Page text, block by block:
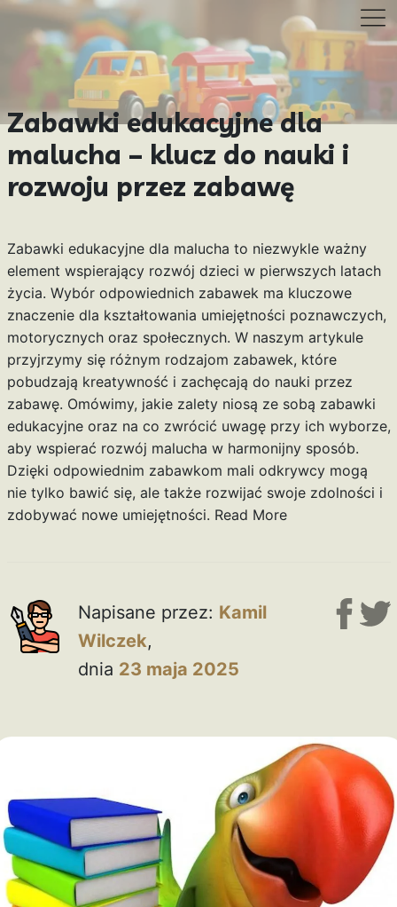
Zabawki edukacyjne dla
malucha – klucz do nauki i
rozwoju przez zabawę
Zabawki edukacyjne dla malucha to niezwykle ważny
element wspierający rozwój dzieci w pierwszych latach
życia. Wybór odpowiednich zabawek ma kluczowe
znaczenie dla kształtowania umiejętności poznawczych,
motorycznych oraz społecznych. W naszym artykule
przyjrzymy się różnym rodzajom zabawek, które
pobudzają kreatywność i zachęcają do nauki przez
zabawę. Omówimy, jakie zalety niosą ze sobą zabawki
edukacyjne oraz na co zwrócić uwagę przy ich wyborze,
aby wspierać rozwój malucha w harmonijny sposób.
Dzięki odpowiednim zabawkom mali odkrywcy mogą
nie tylko bawić się, ale także rozwijać swoje zdolności i
zdobywać nowe umiejętności. Read More
Napisane przez: Kamil
Wilczek,
dnia 23 maja 2025